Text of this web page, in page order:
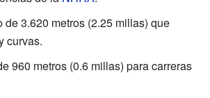
de 3.620 metros (2.25 millas) que
curvas.
960 metros (0.6 millas) para carreras